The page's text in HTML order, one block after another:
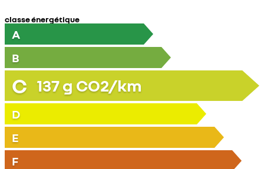
classe énergétique
A
B
C 137g CO2/km
D
E
F